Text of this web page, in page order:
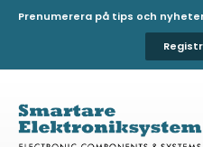
Prenumerera på tips och